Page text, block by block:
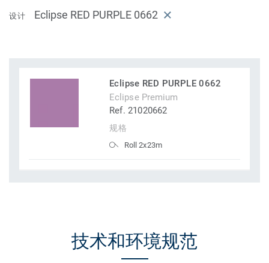
设计 Eclipse RED PURPLE 0662
Eclipse RED PURPLE 0662
Eclipse Premium
Ref. 21020662
规格
Roll 2x23m
技术和环境规范